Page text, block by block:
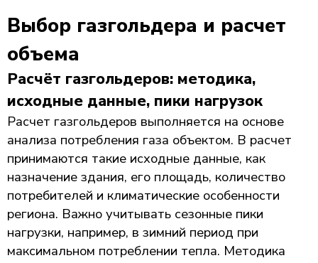
Выбор газгольдера и расчет
объема
Расчёт газгольдеров: методика,
исходные данные, пики нагрузок
Расчет газгольдеров выполняется на основе
анализа потребления газа объектом. В расчет
принимаются такие исходные данные, как
назначение здания, его площадь, количество
потребителей и климатические особенности
региона. Важно учитывать сезонные пики
нагрузки, например, в зимний период при
максимальном потреблении тепла. Методика